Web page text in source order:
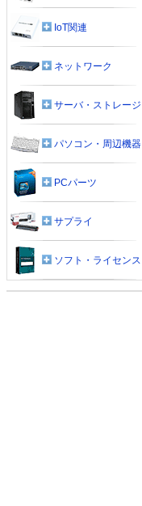
IoT関連
ネットワーク
サーバ・ストレージ
パソコン・周辺機器
PCパーツ
サプライ
ソフト・ライセンス